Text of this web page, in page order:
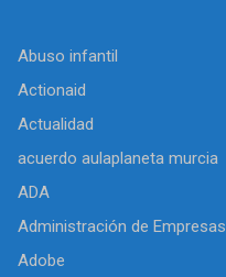
Abuso infantil
Actionaid
Actualidad
acuerdo aulaplaneta murcia
ADA
Administración de Empresas
Adobe